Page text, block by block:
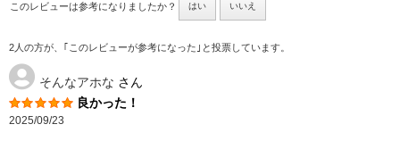
このレビューは参考になりましたか？ はい いいえ
2人の方が、｢このレビューが参考になった｣と投票しています。
そんなアホな さん
良かった！
2025/09/23